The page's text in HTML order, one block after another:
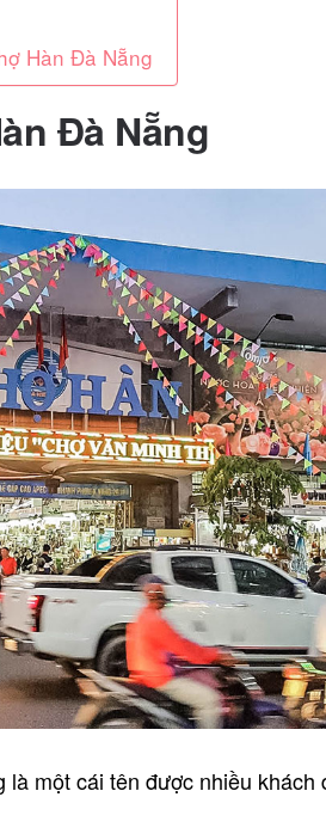
Hàn Đà Nẵng
Đà Nẵng
là một cái tên được nhiều khách